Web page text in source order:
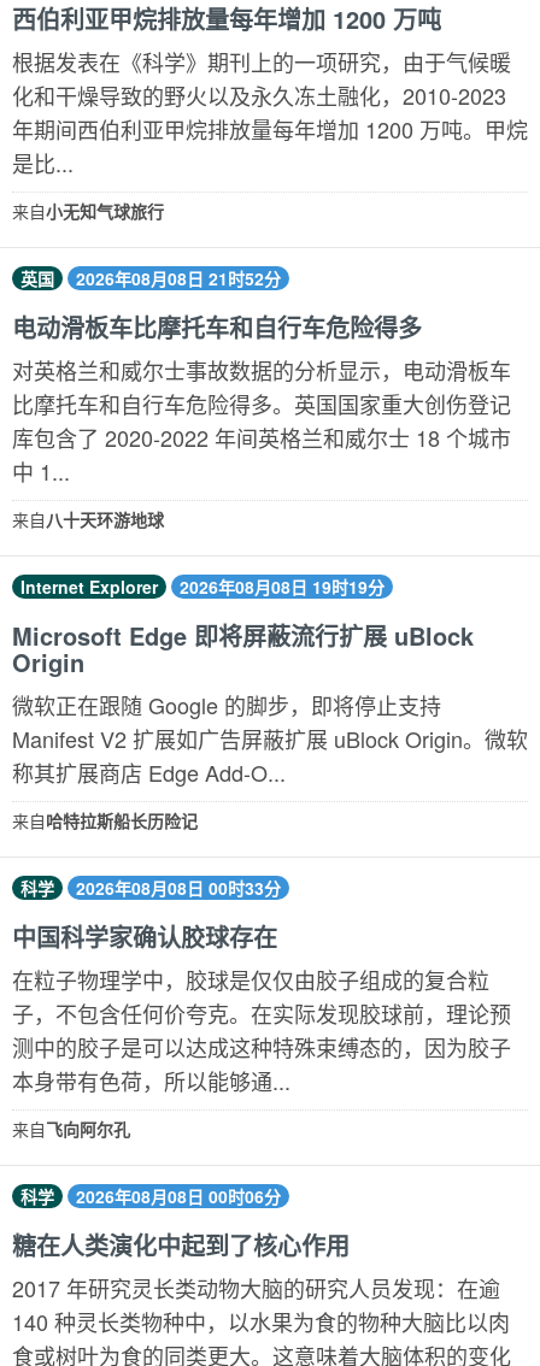
西伯利亚甲烷排放量每年增加 1200 万吨
根据发表在《科学》期刊上的一项研究，由于气候暖
化和干燥导致的野火以及永久冻土融化，2010-2023
年期间西伯利亚甲烷排放量每年增加 1200 万吨。甲烷
是比...
来自小无知气球旅行
英国 2026年08月08日 21时52分
电动滑板车比摩托车和自行车危险得多
对英格兰和威尔士事故数据的分析显示，电动滑板车
比摩托车和自行车危险得多。英国国家重大创伤登记
库包含了 2020-2022 年间英格兰和威尔士 18 个城市
中 1...
来自八十天环游地球
Internet Explorer 2026年08月08日 19时19分
Microsoft Edge 即将屏蔽流行扩展 uBlock
Origin
微软正在跟随 Google 的脚步，即将停止支持
Manifest V2 扩展如广告屏蔽扩展 uBlock Origin。微软
称其扩展商店 Edge Add-O...
来自哈特拉斯船长历险记
科学 2026年08月08日 00时33分
中国科学家确认胶球存在
在粒子物理学中，胶球是仅仅由胶子组成的复合粒
子，不包含任何价夸克。在实际发现胶球前，理论预
测中的胶子是可以达成这种特殊束缚态的，因为胶子
本身带有色荷，所以能够通...
来自飞向阿尔孔
科学 2026年08月08日 00时06分
糖在人类演化中起到了核心作用
2017 年研究灵长类动物大脑的研究人员发现：在逾
140 种灵长类物种中，以水果为食的物种大脑比以肉
食或树叶为食的同类更大。这意味着大脑体积的变化